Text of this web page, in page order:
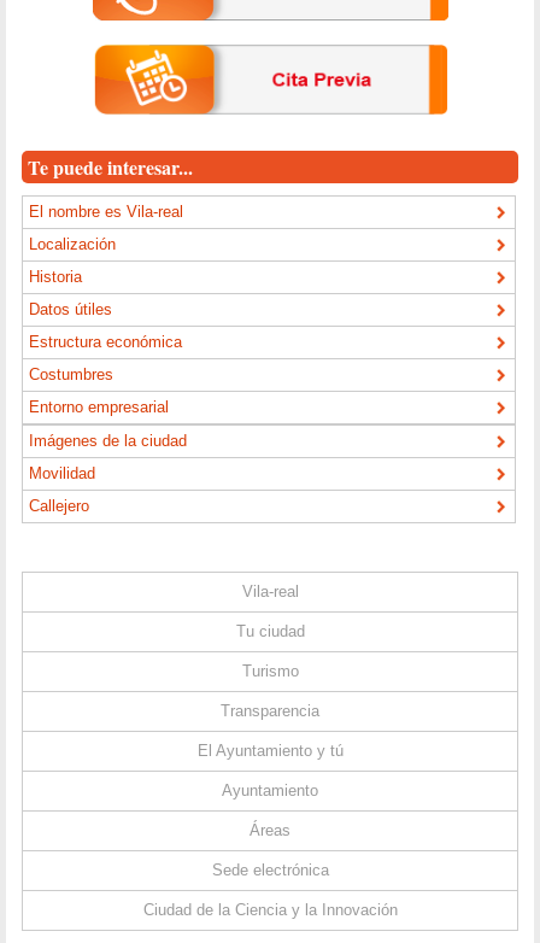
Te puede interesar...
El nombre es Vila-real
Localización
Historia
Datos útiles
Estructura económica
Costumbres
Entorno empresarial
Imágenes de la ciudad
Movilidad
Callejero
Vila-real
Tu ciudad
Turismo
Transparencia
El Ayuntamiento y tú
Ayuntamiento
Áreas
Sede electrónica
Ciudad de la Ciencia y la Innovación